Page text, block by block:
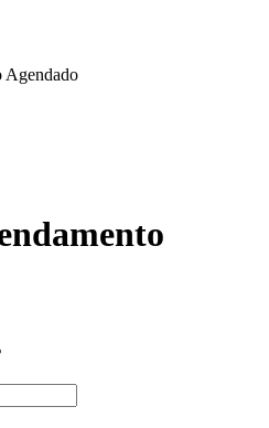
Agendado